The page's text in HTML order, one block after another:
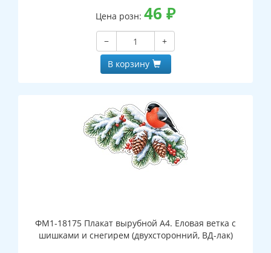
Цена розн: 46 ₽
−
+
В корзину
ФМ1-18175 Плакат вырубной А4. Еловая ветка с
шишками и снегирем (двухсторонний, ВД-лак)